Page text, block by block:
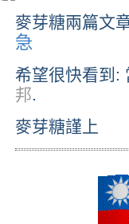
麥芽糖兩篇文
急
希望很快看到:
邦.
麥芽糖謹上